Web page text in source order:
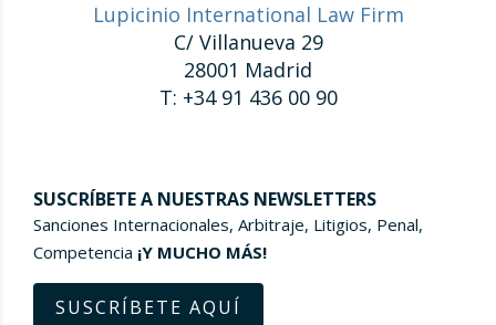
Lupicinio International Law Firm
C/ Villanueva 29
28001 Madrid
T: +34 91 436 00 90
SUSCRÍBETE A NUESTRAS NEWSLETTERS
Sanciones Internacionales, Arbitraje, Litigios, Penal,
Competencia ¡Y MUCHO MÁS!
SUSCRÍBETE AQUÍ